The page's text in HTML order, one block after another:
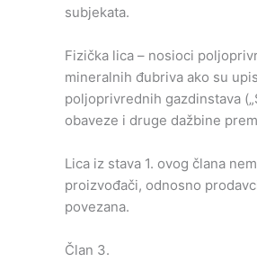
subjekata.
Fizička lica – nosioci
mineralnih đubriva ako su
poljoprivrednih gazdinstava
obaveze i druge dažbine
Lica iz stava 1. ovog člana
proizvođači, odnosno
povezana.
Član 3.